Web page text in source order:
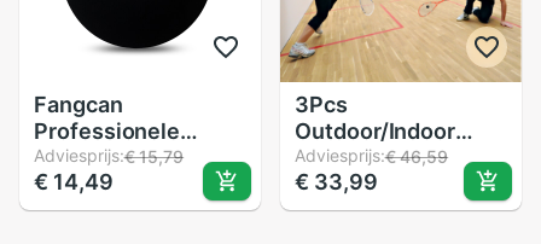
Fangcan
Professionele
Dubbele Geel Dot
Squash Bal Twee
Gele Stippen Lage
Adviesprijs:€ 15,79
€ 14,49
3Pcs
Outdoor/Indoor
Sport Enkele Dot
Squash Ballen 4
Cm/1.6 ''Pro
Adviesprijs:€ 46,59
€ 33,99